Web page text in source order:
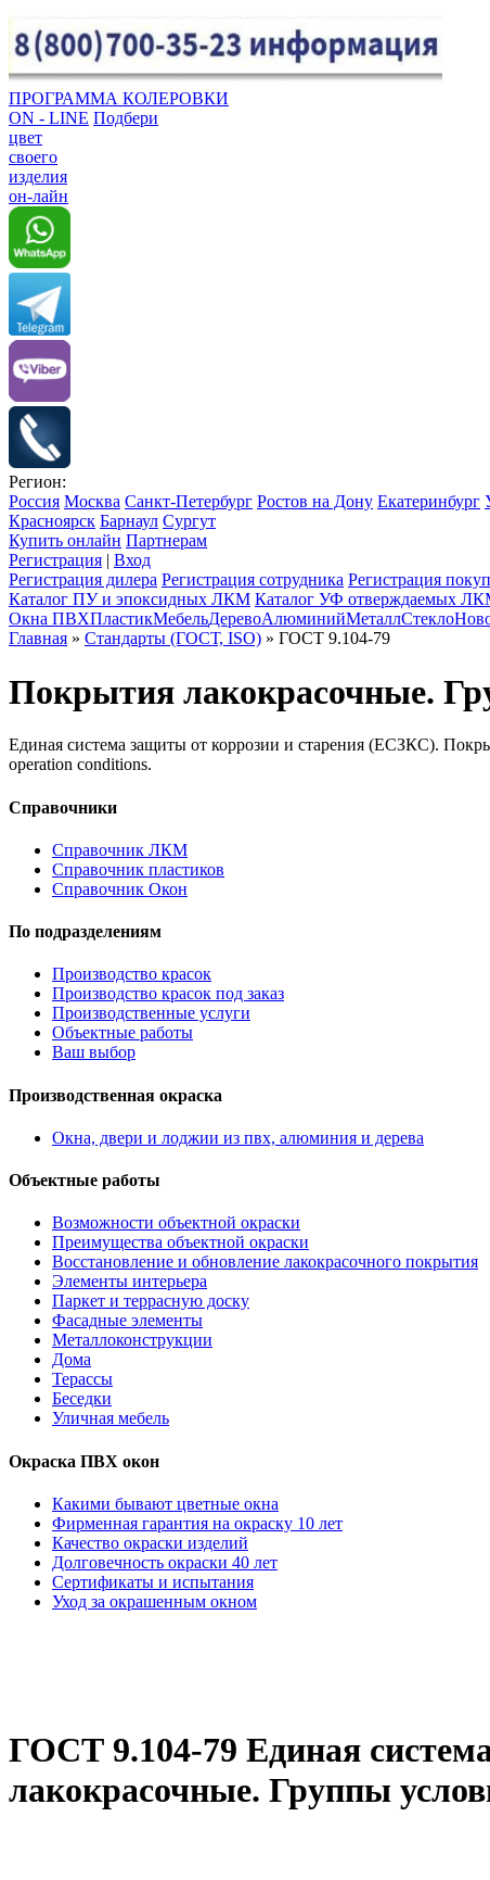
ПРОГРАММА КОЛЕРОВКИ
ON - LINE Подбери
цвет
своего
изделия
он-лайн
Регион:
Россия Москва Санкт-Петербург Ростов на Дону Екатеринбург
Красноярск Барнаул Сургут
Купить онлайн Партнерам
Регистрация | Вход
Регистрация дилера Регистрация сотрудника Регистрация
Каталог ПУ и эпоксидных ЛКМ Каталог УФ отверждаемых
Окна ПВХПластикМебельДеревоАлюминийМеталлСтекло
Главная » Стандарты (ГОСТ, ISO) » ГОСТ 9.104-79
Покрытия лакокрасочные.
Единая система защиты от коррозии и старения (ЕСЗКС).
operation conditions.
Справочники
Справочник ЛКМ
Справочник пластиков
Справочник Окон
По подразделениям
Производство красок
Производство красок под заказ
Производственные услуги
Объектные работы
Ваш выбор
Производственная окраска
Окна, двери и лоджии из пвх, алюминия и дерева
Объектные работы
Возможности объектной окраски
Преимущества объектной окраски
Восстановление и обновление лакокрасочного покрытия
Элементы интерьера
Паркет и террасную доску
Фасадные элементы
Металлоконструкции
Дома
Терассы
Беседки
Уличная мебель
Окраска ПВХ окон
Какими бывают цветные окна
Фирменная гарантия на окраску 10 лет
Качество окраски изделий
Долговечность окраски 40 лет
Сертификаты и испытания
Уход за окрашенным окном
ГОСТ 9.104-79 Единая
лакокрасочные. Группы